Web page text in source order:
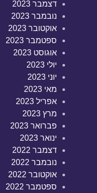
דצמבר 2023
נובמבר 2023
אוקטובר 2023
ספטמבר 2023
אוגוסט 2023
יולי 2023
יוני 2023
מאי 2023
אפריל 2023
מרץ 2023
פברואר 2023
ינואר 2023
דצמבר 2022
נובמבר 2022
אוקטובר 2022
ספטמבר 2022